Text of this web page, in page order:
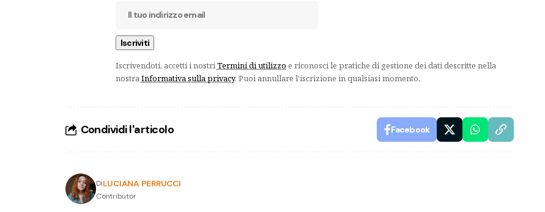
Iscrivendoti, accetti i nostriTermini di utilizzo e riconosci le pratiche di gestione dei dati descritte nella
nostraInformativa sulla privacy. Puoi annullare l'iscrizione in qualsiasi momento.
Condividi l'articolo Facebook
DiLUCIANA PERRUCCI
Contributor